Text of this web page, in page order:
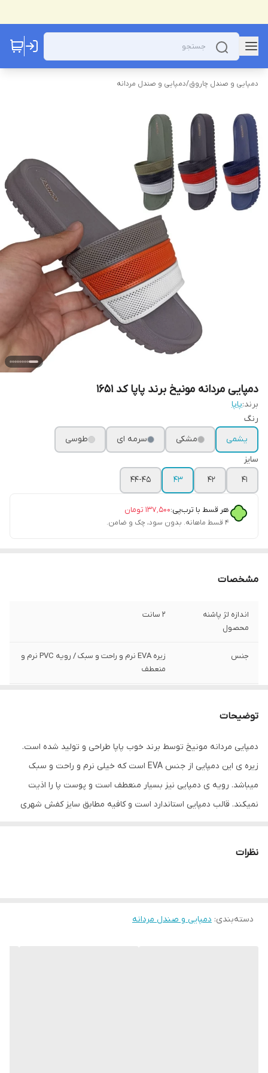
دمپایی و صندل چاروق/دمپایی و صندل مردانه
دمپایی مردانه مونیخ برند پاپا کد 1651
برند:پاپا
رنگ
یشمی
مشکی سرمه ای
طوسی
سایز
41
42
43
44-45
هر قسط با ترب‌پی:۱۳۷٬۵۰۰ تومان
۴ قسط ماهانه. بدون سود، چک و ضامن.
مشخصات
اندازه لژ پاشنه
محصول
2 سانت
جنس
زیره EVA نرم و راحت و سبک / رویه PVC نرم و
منعطف
توضیحات
دمپایی مردانه مونیخ توسط برند خوب پاپا طراحی و تولید شده است.
زیره ی این دمپایی از جنس EVA است که خیلی نرم و راحت و سبک
میباشد. رویه ی دمپایی نیز بسیار منعطف است و پوست پا را اذیت
نمیکند. قالب دمپایی استاندارد است و کافیه مطابق سایز کفش شهری
نظرات
دسته‌بندی: دمپایی و صندل مردانه